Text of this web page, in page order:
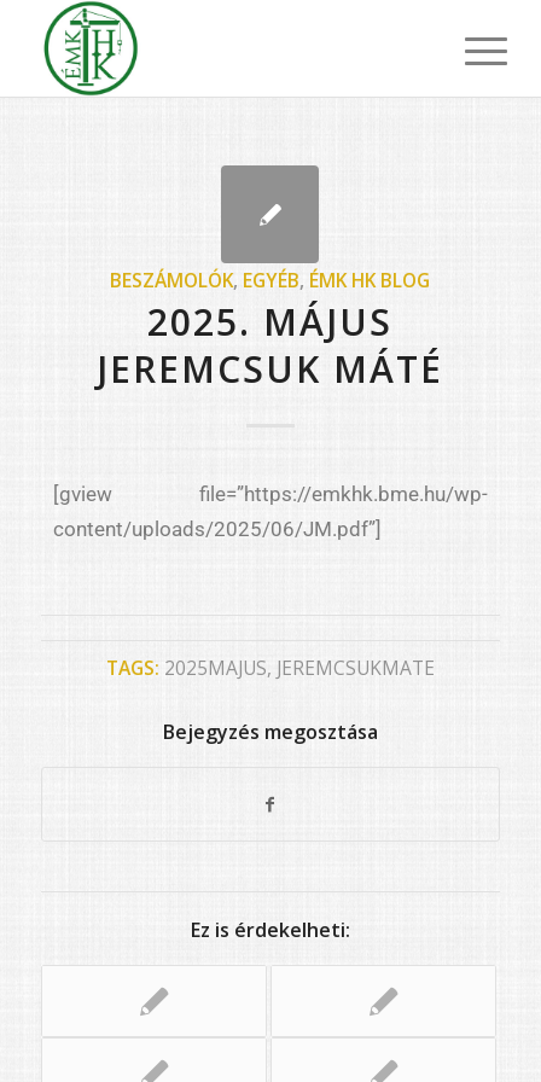
BESZÁMOLÓK, EGYÉB, ÉMK HK BLOG
2025. MÁJUS
JEREMCSUK MÁTÉ
[gview file=”https://emkhk.bme.hu/wp-
content/uploads/2025/06/JM.pdf”]
TAGS: 2025MAJUS, JEREMCSUKMATE
Bejegyzés megosztása
Ez is érdekelheti: